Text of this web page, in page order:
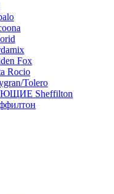
Fox
Rocio
Tolero
Sheffilton